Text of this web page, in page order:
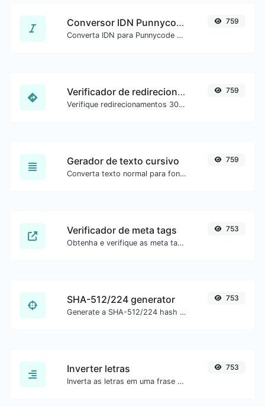
Conversor IDN Punnycode
Converta IDN para Punnycode e vice-versa com facilidade.
759
Verificador de redirecionamento de URL
Verifique redirecionamentos 301 e 302 de uma URL específica. Verifica até 10 redirecionamentos.
759
Gerador de texto cursivo
Converta texto normal para fonte cursiva.
759
Verificador de meta tags
Obtenha e verifique as meta tags de qualquer site.
753
SHA-512/224 generator
Generate a SHA-512/224 hash for any string input.
753
Inverter letras
Inverta as letras em uma frase ou parágrafo com facilidade.
753